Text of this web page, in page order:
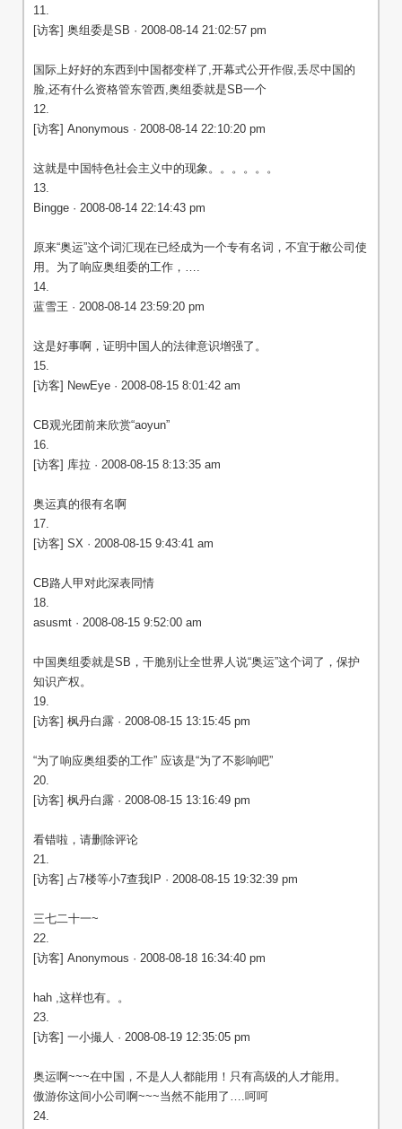
11.
[访客] 奥组委是SB · 2008-08-14 21:02:57 pm
国际上好好的东西到中国都变样了,开幕式公开作假,丢尽中国的
脸,还有什么资格管东管西,奥组委就是SB一个
12.
[访客] Anonymous · 2008-08-14 22:10:20 pm
这就是中国特色社会主义中的现象。。。。。。
13.
Bingge · 2008-08-14 22:14:43 pm
原来“奥运”这个词汇现在已经成为一个专有名词，不宜于敝公司使
用。为了响应奥组委的工作，….
14.
蓝雪王 · 2008-08-14 23:59:20 pm
这是好事啊，证明中国人的法律意识增强了。
15.
[访客] NewEye · 2008-08-15 8:01:42 am
CB观光团前来欣赏“aoyun”
16.
[访客] 库拉 · 2008-08-15 8:13:35 am
奥运真的很有名啊
17.
[访客] SX · 2008-08-15 9:43:41 am
CB路人甲对此深表同情
18.
asusmt · 2008-08-15 9:52:00 am
中国奥组委就是SB，干脆别让全世界人说“奥运”这个词了，保护
知识产权。
19.
[访客] 枫丹白露 · 2008-08-15 13:15:45 pm
“为了响应奥组委的工作” 应该是“为了不影响吧”
20.
[访客] 枫丹白露 · 2008-08-15 13:16:49 pm
看错啦，请删除评论
21.
[访客] 占7楼等小7查我IP · 2008-08-15 19:32:39 pm
三七二十一~
22.
[访客] Anonymous · 2008-08-18 16:34:40 pm
hah ,这样也有。。
23.
[访客] 一小撮人 · 2008-08-19 12:35:05 pm
奥运啊~~~在中国，不是人人都能用！只有高级的人才能用。
傲游你这间小公司啊~~~当然不能用了….呵呵
24.